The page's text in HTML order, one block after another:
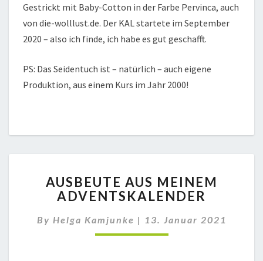
Gestrickt mit Baby-Cotton in der Farbe Pervinca, auch
von die-wolllust.de. Der KAL startete im September
2020 – also ich finde, ich habe es gut geschafft.
PS: Das Seidentuch ist – natürlich – auch eigene
Produktion, aus einem Kurs im Jahr 2000!
AUS
MEINEM
AUSBEUTE AUS MEINEM
ADVENTSKALENDER
By Helga Kamjunke | 13. Januar 2021